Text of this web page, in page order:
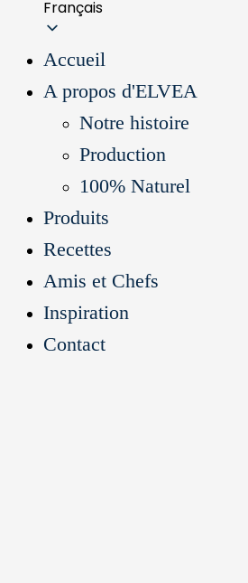
Français
Accueil
A propos d'ELVEA
Notre histoire
Production
100% Naturel
Produits
Recettes
Amis et Chefs
Inspiration
Contact